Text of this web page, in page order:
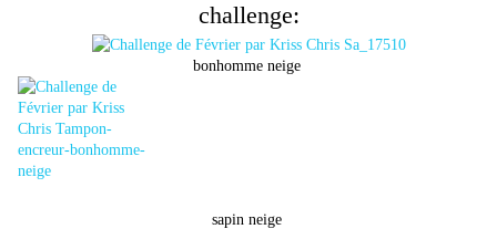
challenge:
bonhomme neige
sapin neige